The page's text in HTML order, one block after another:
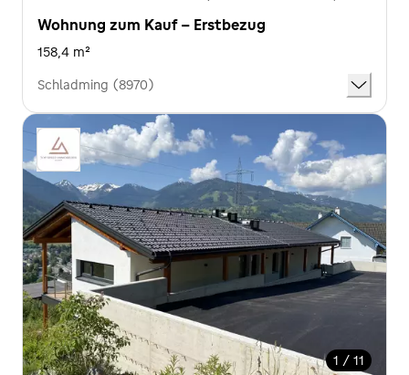
Wohnung zum Kauf - Erstbezug
158,4 m²
Schladming (8970)
1 / 11